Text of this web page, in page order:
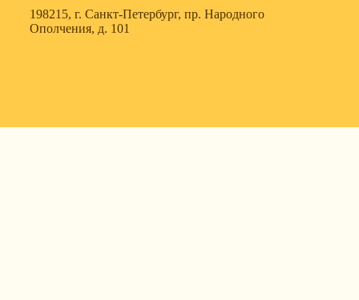
198215, г. Санкт-Петербург, пр. Народного
Ополчения, д. 101